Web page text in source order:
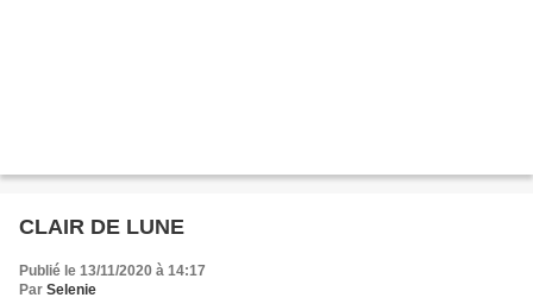
CLAIR DE LUNE
Publié le 13/11/2020 à 14:17
Par Selenie